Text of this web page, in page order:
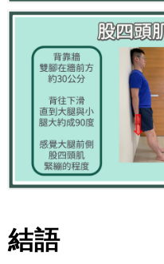
結語